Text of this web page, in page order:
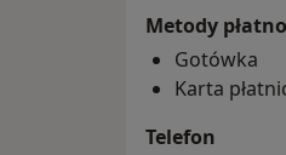
Metody
Gotówka
Karta
Telefon